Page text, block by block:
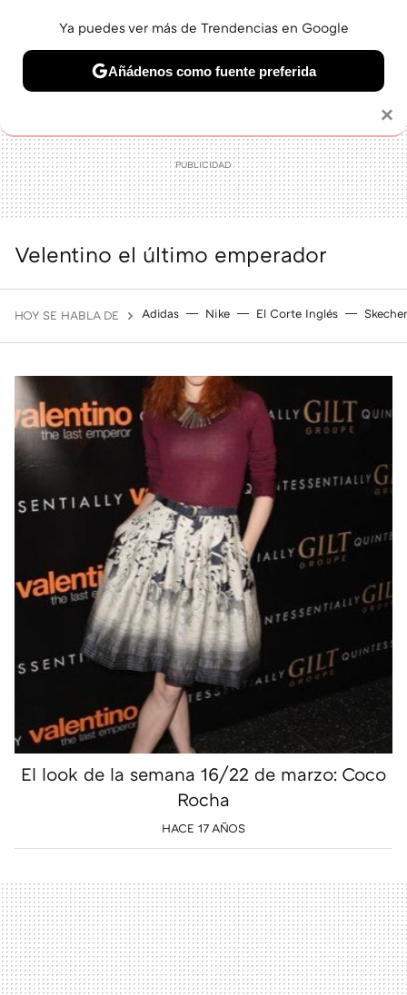
BELLEZA SHOPPING VIAJES GASTRO SNEAKERS
Velentino el último emperador
HOY SE HABLA DE Adidas Nike El Corte Inglés
El look de la semana 16/22 de marzo: Coco
Rocha
HACE 17 AÑOS
×
Ya puedes ver más de Trendencias en Google
Añádenos como fuente preferida